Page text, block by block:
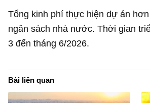
Tổng kinh phí thực hiện dự án hơn
ngân sách nhà nước. Thời gian
3 đến tháng 6/2026.
Bài liên quan